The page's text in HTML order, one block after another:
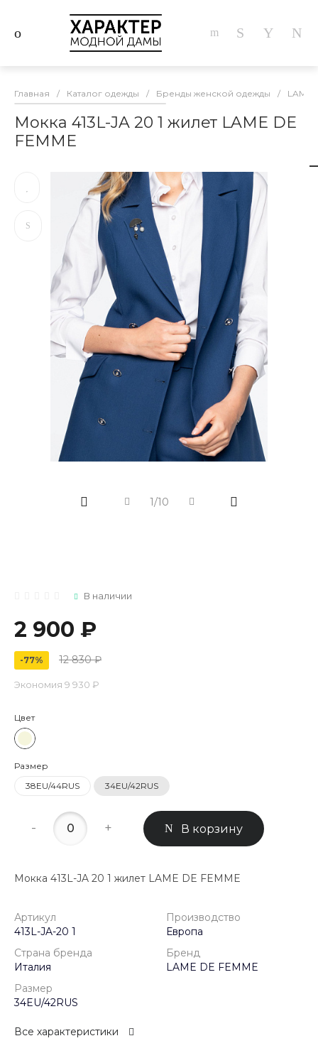
Главная / Каталог одежды / Бренды женской одежды / LAME
Мокка 413L-JA 20 1 жилет LAME DE
FEMME
1/10
В наличии
2 900 ₽
-77% 12 830 ₽
Экономия 9 930 ₽
Цвет
Размер
38EU/44RUS
34EU/42RUS
- + В корзину
Мокка 413L-JA 20 1 жилет LAME DE FEMME
Артикул
413L-JA-20 1
Производство
Европа
Страна бренда
Италия
Бренд
LAME DE FEMME
Размер
34EU/42RUS
Все характеристики